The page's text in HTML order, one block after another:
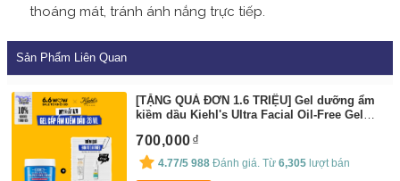
thoáng mát, tránh ánh nắng trực tiếp.
Sản Phẩm Liên Quan
[TẶNG QUÀ ĐƠN 1.6 TRIỆU] Gel dưỡng ẩm
kiềm dầu Kiehl's Ultra Facial Oil-Free Gel
700,000
4.77/5 988 Đánh giá. Từ6,305 lượt bán